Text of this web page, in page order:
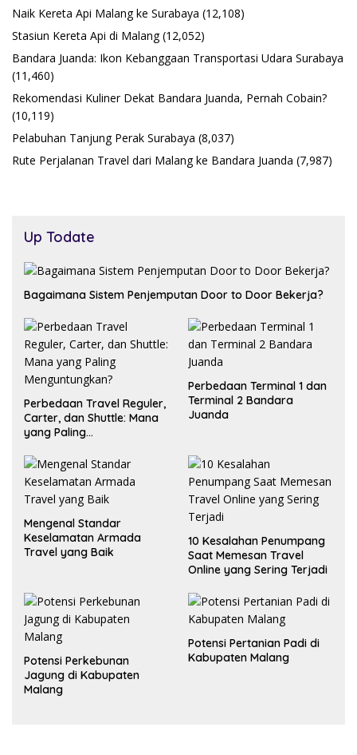
Naik Kereta Api Malang ke Surabaya (12,108)
Stasiun Kereta Api di Malang (12,052)
Bandara Juanda: Ikon Kebanggaan Transportasi Udara Surabaya
(11,460)
Rekomendasi Kuliner Dekat Bandara Juanda, Pernah Cobain?
(10,119)
Pelabuhan Tanjung Perak Surabaya (8,037)
Rute Perjalanan Travel dari Malang ke Bandara Juanda (7,987)
Up Todate
Bagaimana Sistem Penjemputan Door to Door Bekerja?
Perbedaan Travel Reguler,
Carter, dan Shuttle: Mana
yang Paling
Perbedaan Terminal 1 dan
Terminal 2 Bandara
Juanda
Mengenal Standar
Keselamatan Armada
Travel yang Baik
10 Kesalahan Penumpang
Saat Memesan Travel
Online yang Sering Terjadi
Potensi Perkebunan
Jagung di Kabupaten
Malang
Potensi Pertanian Padi di
Kabupaten Malang